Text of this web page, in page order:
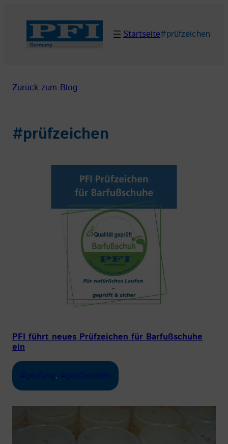
springen
Startseite#prüfzeichen
Zurück zum Blog
#prüfzeichen
PFI führt neues Prüfzeichen für Barfußschuhe
ein
#prüfung, #prüfzeichen